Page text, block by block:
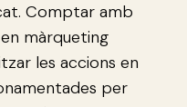
Comptar amb
màrqueting
les accions en
per